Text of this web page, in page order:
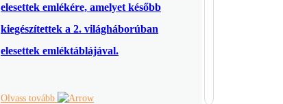
elesettek emlékére, amelyet később
kiegészítettek a 2. világháborúban
elesettek emléktáblájával.
Olvass tovább